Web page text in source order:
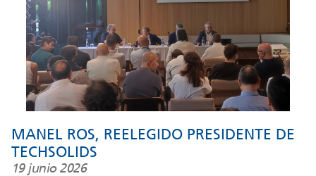
MANEL ROS, REELEGIDO PRESIDENTE DE
TECHSOLIDS
19 junio 2026